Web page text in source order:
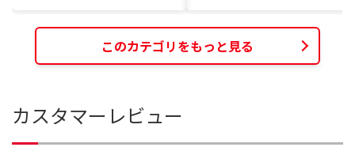
このカテゴリをもっと見る
カスタマーレビュー